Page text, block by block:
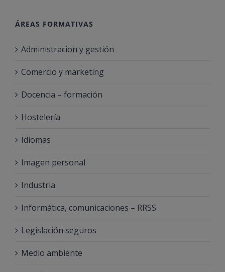
ÁREAS FORMATIVAS
Administracion y gestión
Comercio y marketing
Docencia – formación
Hostelería
Idiomas
Imagen personal
Industria
Informática, comunicaciones – RRSS
Legislación seguros
Medio ambiente